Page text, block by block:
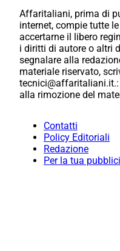
Affaritaliani, prima di
internet, compie tutte
accertarne il libero
i diritti di autore o altri
segnalare alla
materiale riservato,
alla rimozione del
Contatti
Policy Editoriali
Redazione
Per la tua